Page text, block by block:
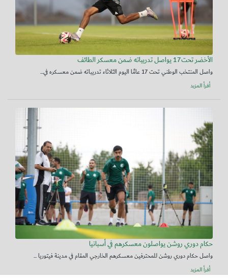
الأخضر تحت17 يواصل تدريباته ضمن معسكر الطائف
واصل المنتخب الوطني تحت 17 عامًا اليوم الثلاثاء تدريباته ضمن معسكره في...
أقرأ المزيد
حكام دوري روشن يواصلون معسكرهم في أسبانيا
واصل حكام دوري روشن للمحترفين معسكرهم الخارجي المقام في مدينة فيتوريا ...
أقرأ المزيد